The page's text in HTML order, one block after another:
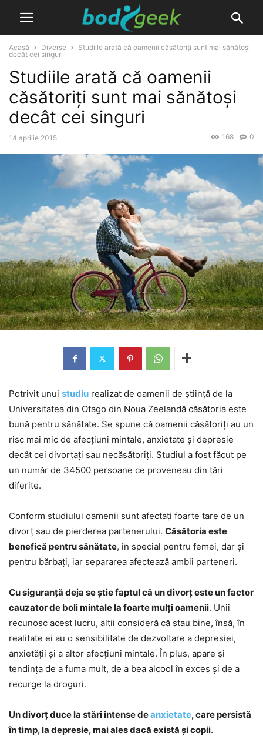
Acasă Diverse
Studiile arată că oamenii căsătoriți sunt mai sănătoși
decât cei singuri
Studiile arată că oamenii
căsătoriți sunt mai sănătoși
decât cei singuri
14 aprilie 2015 0
168
Potrivit unui studiu realizat de oamenii de știință de la
Universitatea din Otago din Noua Zeelandă căsătoria este
bună pentru sănătate. Se spune că oamenii căsătoriți au un
risc mai mic de afecțiuni mintale, anxietate și depresie
decât cei divorțați sau necăsătoriți. Studiul a fost făcut pe
un număr de 34500 persoane ce proveneau din țări
diferite.
Conform studiului oamenii sunt afectați foarte tare de un
divorț sau de pierderea partenerului. Căsătoria este
benefică pentru sănătate, în special pentru femei, dar și
pentru bărbați, iar separarea afectează ambii parteneri.
Cu siguranță deja se știe faptul că un divorț este un factor
cauzator de boli mintale la foarte mulți oamenii. Unii
recunosc acest lucru, alții consideră că stau bine, însă, în
realitate ei au o sensibilitate de dezvoltare a depresiei,
anxietății și a altor afecțiuni mintale. În plus, apare și
tendința de a fuma mult, de a bea alcool în exces și de a
recurge la droguri.
Un divorț duce la stări intense deanxietate, care persistă
în timp, la depresie, mai ales dacă există și copii.